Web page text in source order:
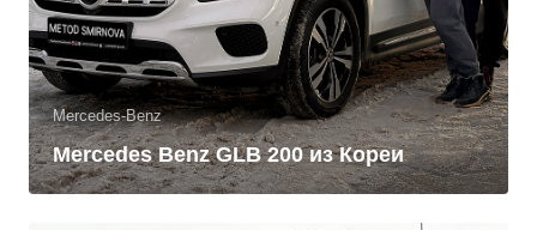
Mercedes-Benz
Mercedes Benz GLB 200 из Кореи